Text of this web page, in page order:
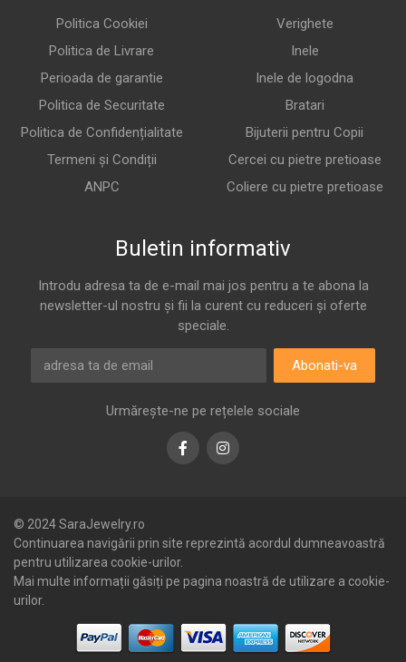
Politica Cookiei
Politica de Livrare
Perioada de garantie
Politica de Securitate
Politica de Confidențialitate
Termeni și Condiții
ANPC
Verighete
Inele
Inele de logodna
Bratari
Bijuterii pentru Copii
Cercei cu pietre pretioase
Coliere cu pietre pretioase
Buletin informativ
Introdu adresa ta de e-mail mai jos pentru a te abona la
newsletter-ul nostru și fii la curent cu reduceri și oferte
speciale.
Abonati-va
Urmărește-ne pe rețelele sociale
FacebookInstagram
© 2024 SaraJewelry.ro
Continuarea navigării prin site reprezintă acordul dumneavoastră
pentru utilizarea cookie-urilor.
Mai multe informații găsiți pe pagina noastră de utilizare a cookie-
urilor.